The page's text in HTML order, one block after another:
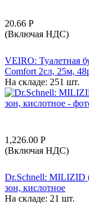
20.66 Р
(Включая НДС)
VEIRO: Туалетная
Comfort 2сл, 25м,
На складе: 251 шт.
1,226.00 Р
(Включая НДС)
Dr.Schnell: MILIZID
зон, кислотное
На складе: 21 шт.